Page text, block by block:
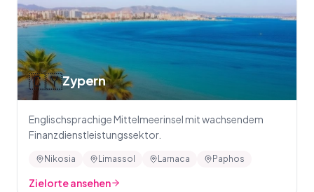
🇨🇾Zypern
Englischsprachige Mittelmeerinsel mit wachsendem
Finanzdienstleistungssektor.
Nikosia Limassol Larnaca Paphos
Zielorte ansehen